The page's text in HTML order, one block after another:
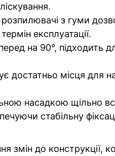
з гуми
експлуатації.
на 90°,
місця для
насадкою щільно
стабільну
до конструкції,